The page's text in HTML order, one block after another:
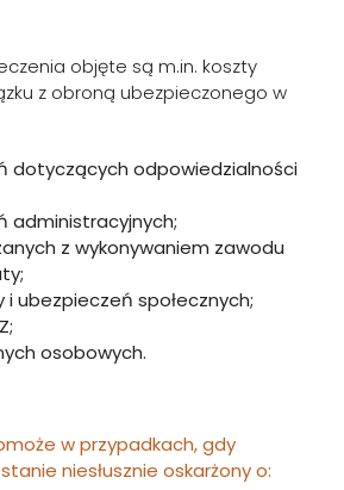
objęte są m.in. koszty
z obroną ubezpieczonego w
dotyczących odpowiedzialności
administracyjnych;
z wykonywaniem zawodu
ubezpieczeń społecznych;
osobowych.
w przypadkach, gdy
niesłusznie oskarżony o: